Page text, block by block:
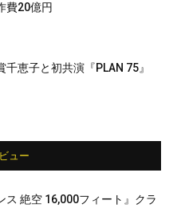
費20億円
恵子と初共演『PLAN 75』
ュー
ス 絶空 16,000フィート』クラ